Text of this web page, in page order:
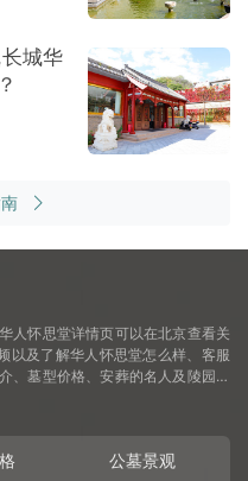
城华
人怀思堂详情页可以在北京查看关
以及了解华人怀思堂怎么样、客服
、墓型价格、安葬的名人及陵园动
公墓景观